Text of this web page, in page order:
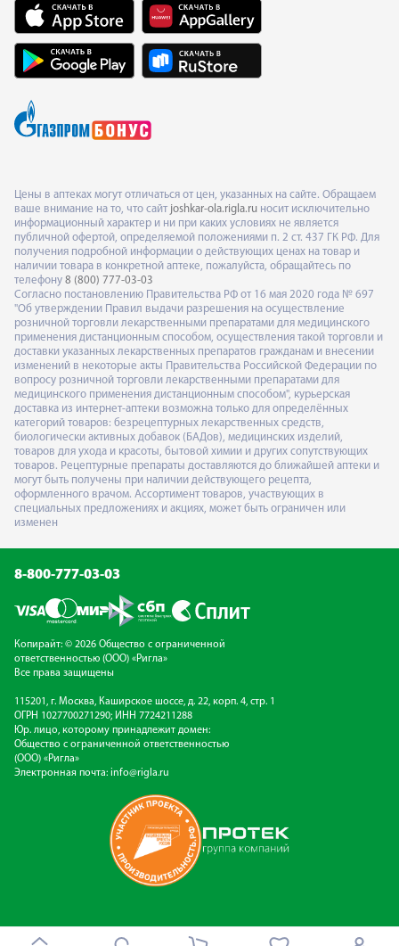
Цены в аптеках могут отличаться от цен, указанных на сайте. Обращаем
ваше внимание на то, что сайт joshkar-ola.rigla.ru носит исключительно
информационный характер и ни при каких условиях не является
публичной офертой, определяемой положениями п. 2 ст. 437 ГК РФ. Для
получения подробной информации о действующих ценах на товар и
наличии товара в конкретной аптеке, пожалуйста, обращайтесь по
телефону 8 (800) 777-03-03
Согласно постановлению Правительства РФ от 16 мая 2020 года № 697
"Об утверждении Правил выдачи разрешения на осуществление
розничной торговли лекарственными препаратами для медицинского
применения дистанционным способом, осуществления такой торговли и
доставки указанных лекарственных препаратов гражданам и внесении
изменений в некоторые акты Правительства Российской Федерации по
вопросу розничной торговли лекарственными препаратами для
медицинского применения дистанционным способом", курьерская
доставка из интернет-аптеки возможна только для определённых
категорий товаров: безрецептурных лекарственных средств,
биологически активных добавок (БАДов), медицинских изделий,
товаров для ухода и красоты, бытовой химии и других сопутствующих
товаров. Рецептурные препараты доставляются до ближайшей аптеки и
могут быть получены при наличии действующего рецепта,
оформленного врачом. Ассортимент товаров, участвующих в
специальных предложениях и акциях, может быть ограничен или
изменен
8-800-777-03-03
Копирайт: © 2026 Общество с ограниченной
ответственностью (ООО) «Ригла»
Все права защищены
115201, г. Москва, Каширское шоссе, д. 22, корп. 4, стр. 1
ОГРН 1027700271290; ИНН 7724211288
Юр. лицо, которому принадлежит домен:
Общество с ограниченной ответственностью
(ООО) «Ригла»
Электронная почта: info@rigla.ru